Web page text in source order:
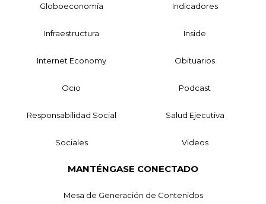
Globoeconomía Indicadores
Infraestructura Inside
Internet Economy Obituarios
Ocio Podcast
Responsabilidad Social Salud Ejecutiva
Sociales Videos
MANTÉNGASE CONECTADO
Mesa de Generación de Contenidos